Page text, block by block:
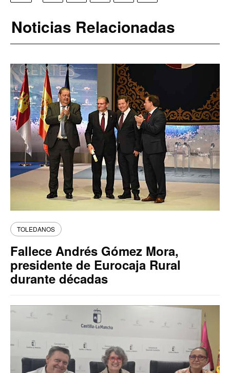
Noticias Relacionadas
TOLEDANOS
Fallece Andrés Gómez Mora,
presidente de Eurocaja Rural
durante décadas